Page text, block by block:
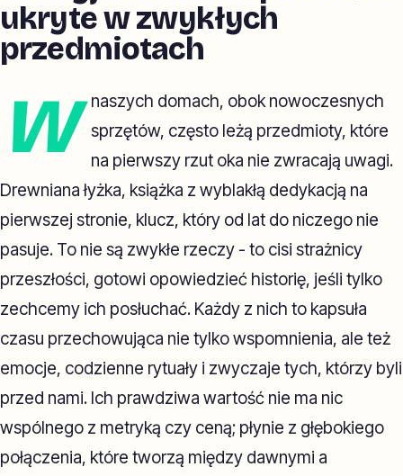
ukryte w zwykłych
przedmiotach
W
naszych domach, obok nowoczesnych
sprzętów, często leżą przedmioty, które
na pierwszy rzut oka nie zwracają uwagi.
Drewniana łyżka, książka z wyblakłą dedykacją na
pierwszej stronie, klucz, który od lat do niczego nie
pasuje. To nie są zwykłe rzeczy - to cisi strażnicy
przeszłości, gotowi opowiedzieć historię, jeśli tylko
zechcemy ich posłuchać. Każdy z nich to kapsuła
czasu przechowująca nie tylko wspomnienia, ale też
emocje, codzienne rytuały i zwyczaje tych, którzy byli
przed nami. Ich prawdziwa wartość nie ma nic
wspólnego z metryką czy ceną; płynie z głębokiego
połączenia, które tworzą między dawnymi a